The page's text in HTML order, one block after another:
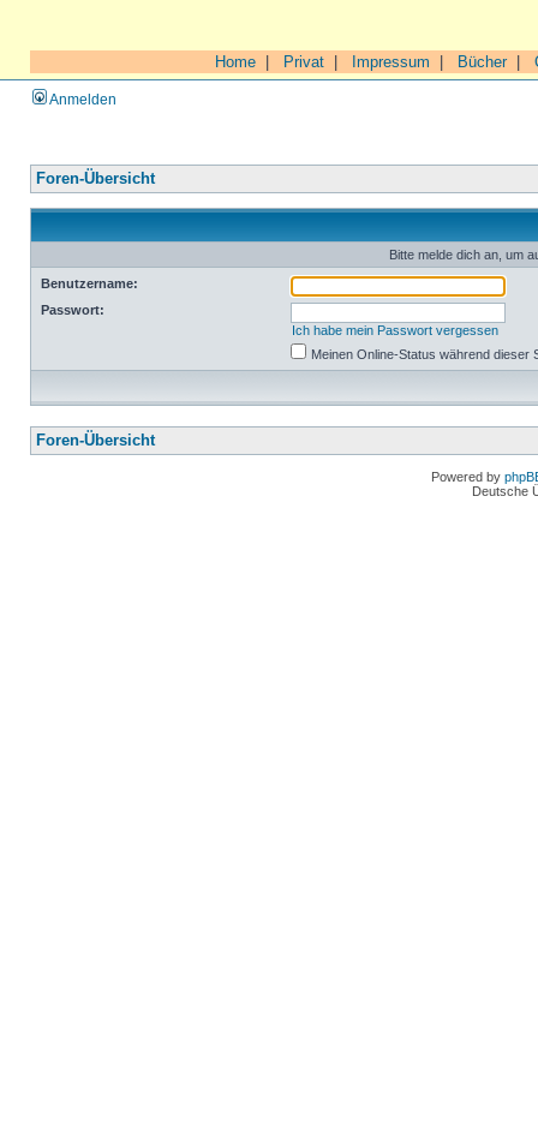
Home Privat Impressum Bücher|
Anmelden
Foren-Übersicht
Bitte melde dich an, um
Benutzername:
Passwort:
Ich habe mein Passwort vergessen
Meinen Online-Status während dieser
Foren-Übersicht
Powered by
Deutsche